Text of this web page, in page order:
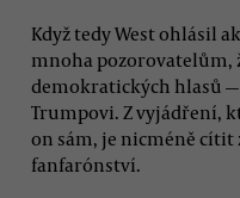
Když tedy West ohlásil
mnoha pozorovatelům,
demokratických hlasů
Trumpovi. Z vyjádření,
on sám, je nicméně
fanfarónství.